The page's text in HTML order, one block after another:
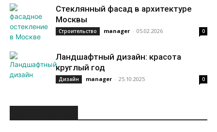
Стеклянный фасад в архитектуре
Москвы
Строительство manager - 05.02.2026 0
Ландшафтный дизайн: красота
круглый год
Дизайн manager - 25.10.2025 0